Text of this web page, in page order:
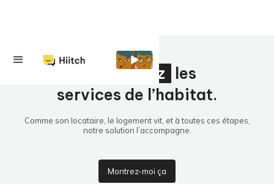
Digitalisez les
services de l’habitat.
Comme son locataire, le logement vit, et à toutes ces étapes,
notre solution l’accompagne.
Montrez-moi ça